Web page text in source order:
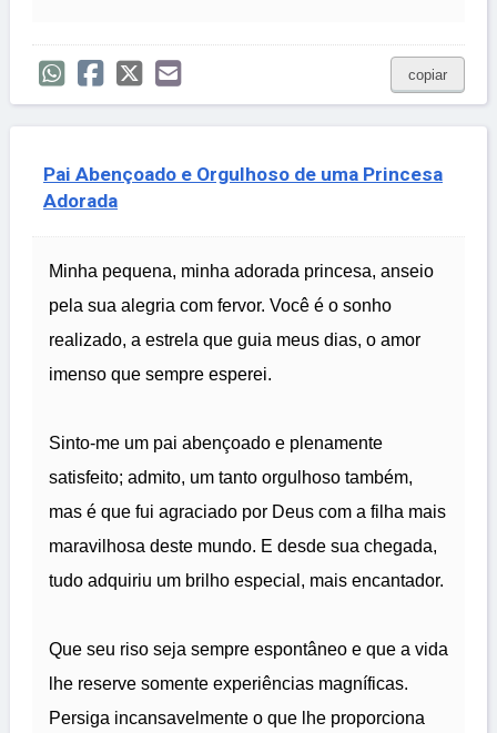
copiar
Pai Abençoado e Orgulhoso de uma Princesa
Adorada
Minha pequena, minha adorada princesa, anseio
pela sua alegria com fervor. Você é o sonho
realizado, a estrela que guia meus dias, o amor
imenso que sempre esperei.
Sinto-me um pai abençoado e plenamente
satisfeito; admito, um tanto orgulhoso também,
mas é que fui agraciado por Deus com a filha mais
maravilhosa deste mundo. E desde sua chegada,
tudo adquiriu um brilho especial, mais encantador.
Que seu riso seja sempre espontâneo e que a vida
lhe reserve somente experiências magníficas.
Persiga incansavelmente o que lhe proporciona